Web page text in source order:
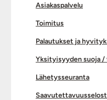
Asiakaspalvelu
Toimitus
Palautukset ja
Yksityisyyden suoja
Lähetysseuranta